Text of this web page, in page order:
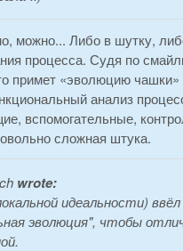
можно... Либо в шутку,
процесса. Судя по
примет «эволюцию чашки»
анализ
вспомогательные,
сложная штука.
wrote:
идеальности)
эволюция", чтобы